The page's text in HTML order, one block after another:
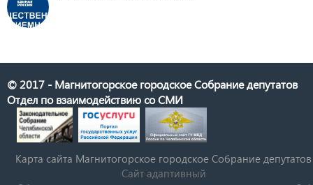
© 2017 - Магнитогорское городское Собрание депутатов
Отдел по взаимодействию со СМИ
Карта сайта Магнитогорское городское Cобрание депутатов
Сайт адаптивный